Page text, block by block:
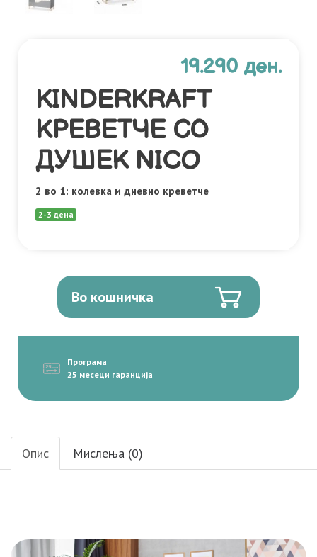
19.290 ден.
KINDERKRAFT
КРЕВЕТЧЕ СО
ДУШЕК NICO
2 во 1: колевка и дневно креветче
2-3 дена
Во кошничка
Програма
25 месеци гаранција
Опис Мислења (0)